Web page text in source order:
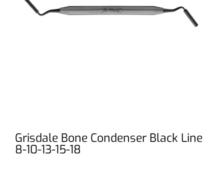
Grisdale Bone Condenser Black Line
8-10-13-15-18